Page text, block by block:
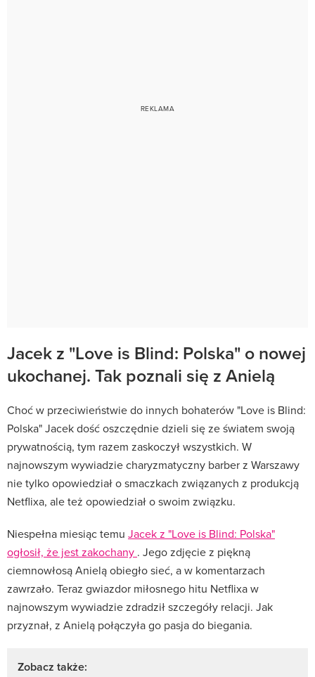
Jacek z "Love is Blind: Polska" o nowej
ukochanej. Tak poznali się z Anielą
Choć w przeciwieństwie do innych bohaterów "Love is Blind:
Polska" Jacek dość oszczędnie dzieli się ze światem swoją
prywatnością, tym razem zaskoczył wszystkich. W
najnowszym wywiadzie charyzmatyczny barber z Warszawy
nie tylko opowiedział o smaczkach związanych z produkcją
Netflixa, ale też opowiedział o swoim związku.
Niespełna miesiąc temu Jacek z "Love is Blind: Polska"
ogłosił, że jest zakochany . Jego zdjęcie z piękną
ciemnowłosą Anielą obiegło sieć, a w komentarzach
zawrzało. Teraz gwiazdor miłosnego hitu Netflixa w
najnowszym wywiadzie zdradził szczegóły relacji. Jak
przyznał, z Anielą połączyła go pasja do biegania.
Zobacz także: